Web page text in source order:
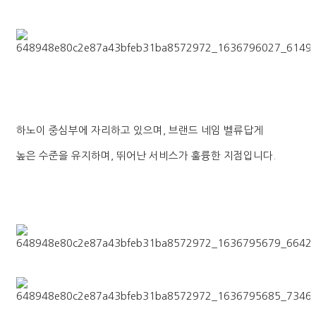
하노이 중심부에 자리하고 있으며, 브랜드 네임 벨류답게
높은 수준을 유지하며, 뛰어난 서비스가 훌륭한 지점입니다.